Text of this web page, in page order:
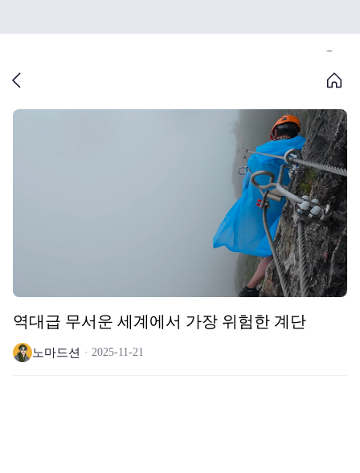
역대급 무서운 세계에서 가장 위험한 계단
노마드션 2025-11-21